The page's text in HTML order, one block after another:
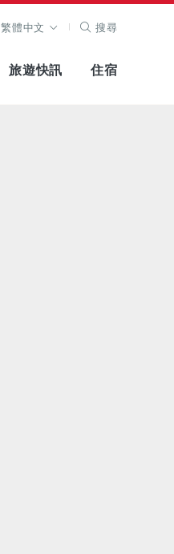
繁體中文 搜尋
旅遊快訊 住宿